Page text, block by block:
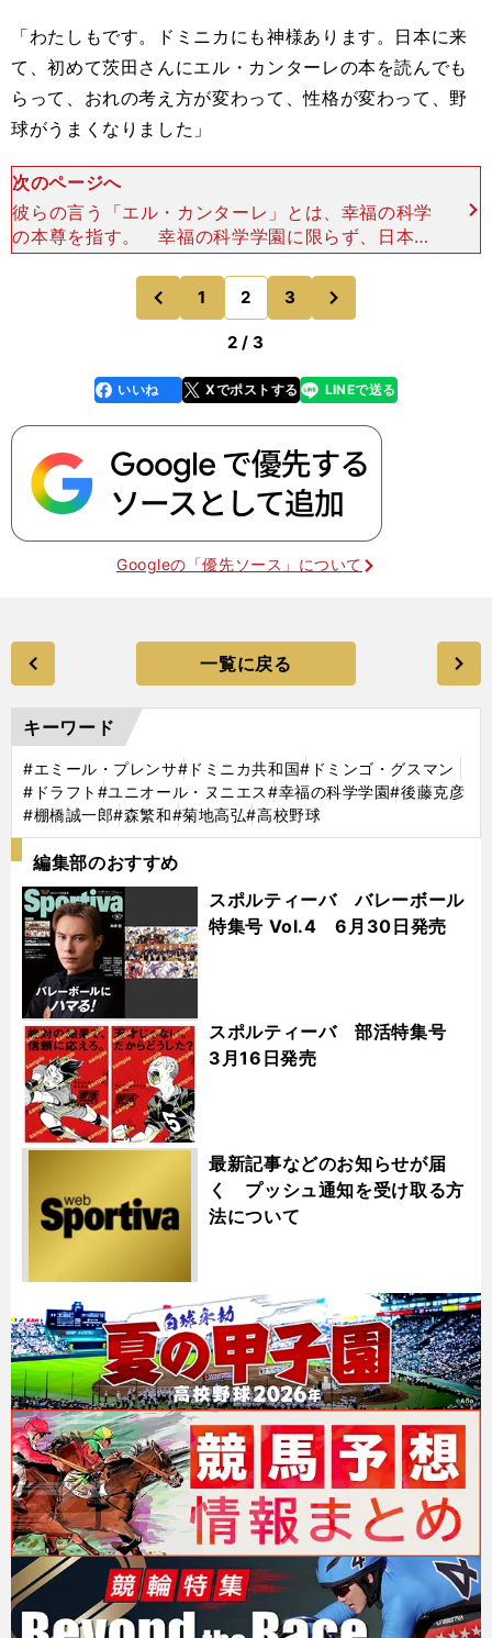
「わたしもです。ドミニカにも神様あります。日本に来
て、初めて茨田さんにエル・カンターレの本を読んでも
らって、おれの考え方が変わって、性格が変わって、野
球がうまくなりました」
次のページへ
彼らの言う「エル・カンターレ」とは、幸福の科学
の本尊を指す。 幸福の科学学園に限らず、日本に
はさまざまな宗教団体が母体となる学校が存在す
る。それぞれの学校に信じるものがあり、救われる
生徒がいる。エミ
前
のページへ
1 2 3
2 / 3
faceboo
k
いいね Xでポストする
line LINEで送る
Googleの「優先ソース」について
一覧に戻る
キーワード
#エミール・プレンサ#ドミニカ共和国#ドミンゴ・グスマン
#ドラフト #ユニオール・ヌニエス#幸福の科学学園#後藤克彦
#棚橋誠一郎#森繁和#菊地高弘#高校野球
編集部のおすすめ
スポルティーバ バレーボール
特集号 Vol.4 6月30日発売
スポルティーバ 部活特集号
3月16日発売
最新記事などのお知らせが届
く プッシュ通知を受け取る方
法について